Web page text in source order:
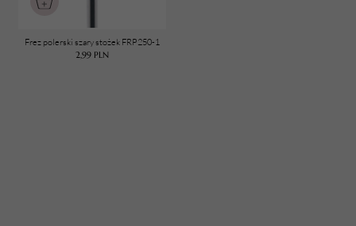
TWÓJ KOSZYK (
Frez polerski szary stożek FRP250-1
2,99 PLN